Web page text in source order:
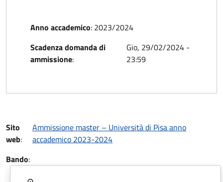
Anno accademico: 2023/2024
Scadenza domanda di
ammissione:
Gio, 29/02/2024 -
23:59
Sito
web:
Ammissione master – Università di Pisa anno
accademico 2023-2024
Bando: